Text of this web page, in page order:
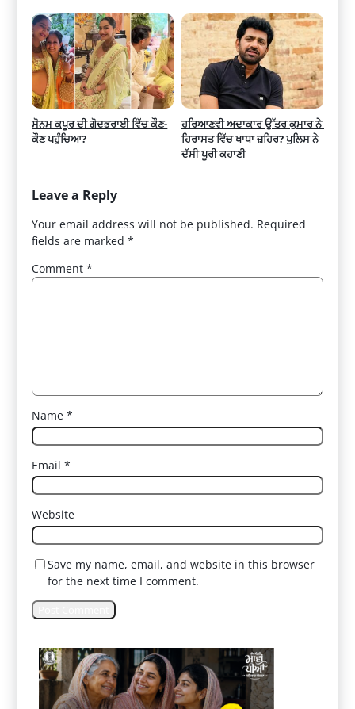
ਸੋਨਮ ਕਪੂਰ ਦੀ ਗੋਦਭਰਾਈ ਵਿੱਚ ਕੌਣ-
ਕੌਣ ਪਹੁੰਚਿਆ?
ਹਰਿਆਣਵੀ ਅਦਾਕਾਰ ਉੱਤਰ ਕੁਮਾਰ ਨੇ
ਹਿਰਾਸਤ ਵਿੱਚ ਖਾਧਾ ਜ਼ਹਿਰ? ਪੁਲਿਸ ਨੇ
ਦੱਸੀ ਪੂਰੀ ਕਹਾਣੀ
Leave a Reply
Your email address will not be published. Required
fields are marked*
Comment*
Name*
Email*
Website
Save my name, email, and website in this browser
for the next time I comment.